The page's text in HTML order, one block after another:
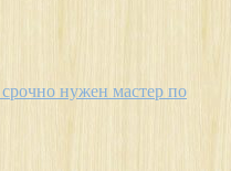
нужен мастер по